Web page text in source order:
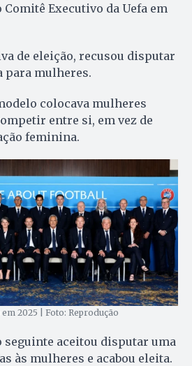
Executivo da Uefa em
de eleição, recusou disputar
para mulheres.
colocava mulheres
entre si, em vez de
feminina.
2025 | Foto: Reprodução
seguinte aceitou disputar uma
às mulheres e acabou eleita.